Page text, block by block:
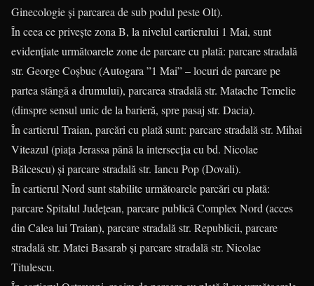
Ginecologie şi parcarea de sub podul peste Olt).
În ceea ce priveşte zona B, la nivelul cartierului 1 Mai, sunt
evidenţiate următoarele zone de parcare cu plată: parcare stradală
str. George Coşbuc (Autogara ”1 Mai” – locuri de parcare pe
partea stângă a drumului), parcarea stradală str. Matache Temelie
(dinspre sensul unic de la barieră, spre pasaj str. Dacia).
În cartierul Traian, parcări cu plată sunt: parcare stradală str. Mihai
Viteazul (piaţa Jerassa până la intersecţia cu bd. Nicolae
Bălcescu) şi parcare stradală str. Iancu Pop (Dovali).
În cartierul Nord sunt stabilite următoarele parcări cu plată:
parcare Spitalul Judeţean, parcare publică Complex Nord (acces
din Calea lui Traian), parcare stradală str. Republicii, parcare
stradală str. Matei Basarab şi parcare stradală str. Nicolae
Titulescu.